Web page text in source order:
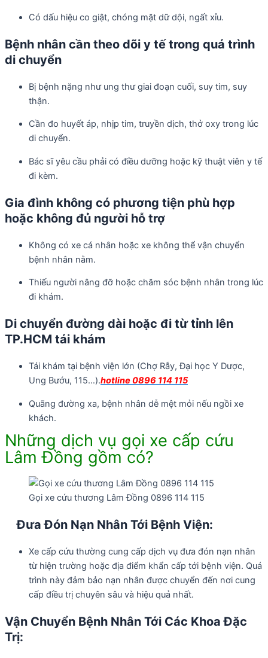
Có dấu hiệu co giật, chóng mặt dữ dội, ngất xỉu.
Bệnh nhân cần theo dõi y tế trong quá trình
di chuyển
Bị bệnh nặng như ung thư giai đoạn cuối, suy tim, suy
thận.
Cần đo huyết áp, nhịp tim, truyền dịch, thở oxy trong lúc
di chuyển.
Bác sĩ yêu cầu phải có điều dưỡng hoặc kỹ thuật viên y tế
đi kèm.
Gia đình không có phương tiện phù hợp
hoặc không đủ người hỗ trợ
Không có xe cá nhân hoặc xe không thể vận chuyển
bệnh nhân nằm.
Thiếu người nâng đỡ hoặc chăm sóc bệnh nhân trong lúc
đi khám.
Di chuyển đường dài hoặc đi từ tỉnh lên
TP.HCM tái khám
Tái khám tại bệnh viện lớn (Chợ Rẫy, Đại học Y Dược,
Ung Bướu, 115…).hotline 0896 114 115
Quãng đường xa, bệnh nhân dễ mệt mỏi nếu ngồi xe
khách.
Những dịch vụ gọi xe cấp cứu
Lâm Đồng gồm có?
Gọi xe cứu thương Lâm Đồng 0896 114 115
Đưa Đón Nạn Nhân Tới Bệnh Viện:
Xe cấp cứu thường cung cấp dịch vụ đưa đón nạn nhân
từ hiện trường hoặc địa điểm khẩn cấp tới bệnh viện. Quá
trình này đảm bảo nạn nhân được chuyển đến nơi cung
cấp điều trị chuyên sâu và hiệu quả nhất.
Vận Chuyển Bệnh Nhân Tới Các Khoa Đặc
Trị: